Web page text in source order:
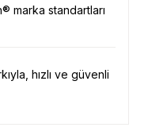
marka standartları
hızlı ve güvenli